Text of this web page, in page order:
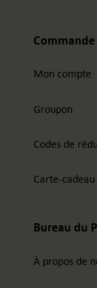
Commande
Mon compte
Groupon
Codes de
Carte-cadeau
Bureau du
À propos de